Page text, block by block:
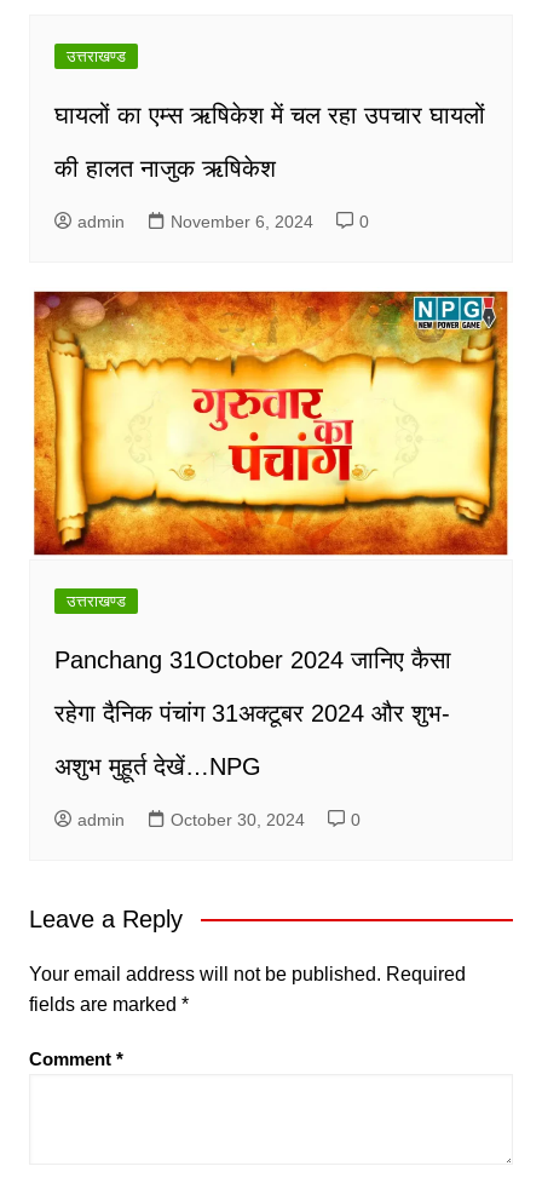
उत्तराखण्ड
घायलों का एम्स ऋषिकेश में चल रहा उपचार घायलों
की हालत नाजुक ऋषिकेश
admin November 6, 2024 0
उत्तराखण्ड
Panchang 31October 2024 जानिए कैसा
रहेगा दैनिक पंचांग 31अक्टूबर 2024 और शुभ-
अशुभ मुहूर्त देखें…NPG
admin October 30, 2024 0
Leave a Reply
Your email address will not be published. Required
fields are marked *
Comment *